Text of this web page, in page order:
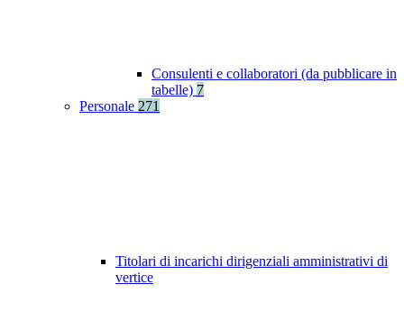
Consulenti e collaboratori (da pubblicare in
tabelle) 7
Personale 271
Titolari di incarichi dirigenziali amministrativi di
vertice